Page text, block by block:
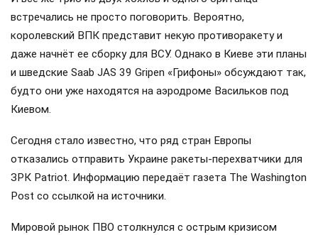
встречались не просто поговорить. Вероятно,
королевский ВПК представит некую противоракету и
даже начнёт ее сборку для ВСУ. Однако в Киеве эти планы
и шведские Saab JAS 39 Gripen «Грифоны» обсуждают так,
будто они уже находятся на аэродроме Васильков под
Киевом.
Сегодня стало известно, что ряд стран Европы
отказались отправить Украине ракеты-перехватчики для
ЗРК Patriot. Информацию передаёт газета The Washington
Post со ссылкой на источники.
Мировой рынок ПВО столкнулся с острым кризисом